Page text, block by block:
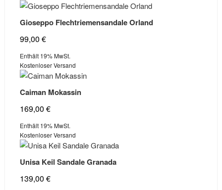
Gioseppo Flechtriemensandale Orland
99,00 €
Enthält 19% MwSt.
Kostenloser Versand
Caiman Mokassin
169,00 €
Enthält 19% MwSt.
Kostenloser Versand
Unisa Keil Sandale Granada
139,00 €